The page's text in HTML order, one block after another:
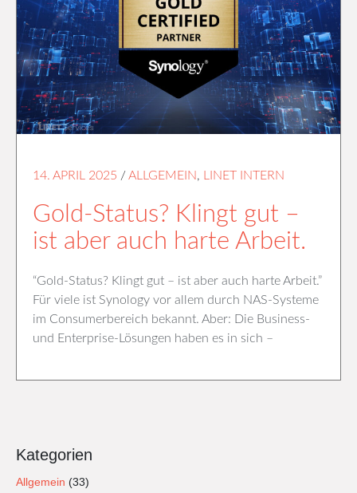
14. APRIL 2025 /ALLGEMEIN, LINET INTERN
Gold-Status? Klingt gut –
ist aber auch harte Arbeit.
“Gold-Status? Klingt gut – ist aber auch harte Arbeit.”
Für viele ist Synology vor allem durch NAS-Systeme
im Consumerbereich bekannt. Aber: Die Business-
und Enterprise-Lösungen haben es in sich –
Kategorien
Allgemein (33)